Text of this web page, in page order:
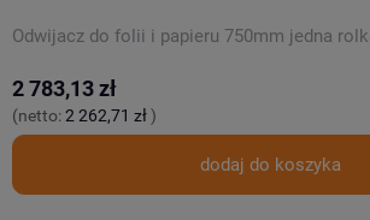
Odwijacz do folii i papieru 750mm jedna
2 783,13 zł
(netto:2 262,71 zł)
dodaj do koszyka